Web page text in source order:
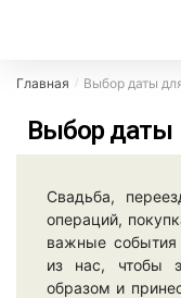
Главная / Выбор даты
Выбор даты
Свадьба,
операций,
важные
из нас, чтобы
образом и